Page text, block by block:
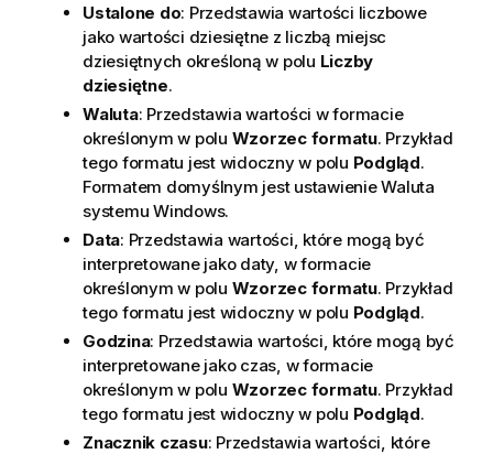
Ustalone do: Przedstawia wartości liczbowe
jako wartości dziesiętne z liczbą miejsc
dziesiętnych określoną w polu Liczby
dziesiętne.
Waluta: Przedstawia wartości w formacie
określonym w polu Wzorzec formatu. Przykład
tego formatu jest widoczny w polu Podgląd.
Formatem domyślnym jest ustawienie Waluta
systemu Windows.
Data: Przedstawia wartości, które mogą być
interpretowane jako daty, w formacie
określonym w polu Wzorzec formatu. Przykład
tego formatu jest widoczny w polu Podgląd.
Godzina: Przedstawia wartości, które mogą być
interpretowane jako czas, w formacie
określonym w polu Wzorzec formatu. Przykład
tego formatu jest widoczny w polu Podgląd.
Znacznik czasu: Przedstawia wartości, które